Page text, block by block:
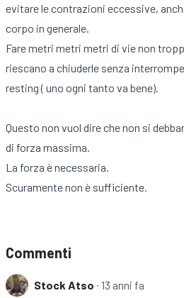
evitare le contrazioni eccessive,
corpo in generale.
Fare metri metri metri di vie non
riescano a chiuderle senza
resting ( uno ogni tanto va bene).
Questo non vuol dire che non si
di forza massima.
La forza è necessaria.
Scuramente non è sufficiente.
Commenti
Stock Atso ∙ 13 anni fa